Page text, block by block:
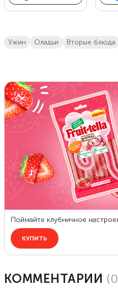
ужин оладьи вторые блюда
КОММЕНТАРИИ (0